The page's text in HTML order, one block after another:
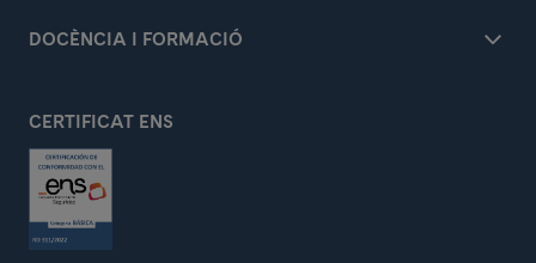
DOCÈNCIA I FORMACIÓ
CERTIFICAT ENS